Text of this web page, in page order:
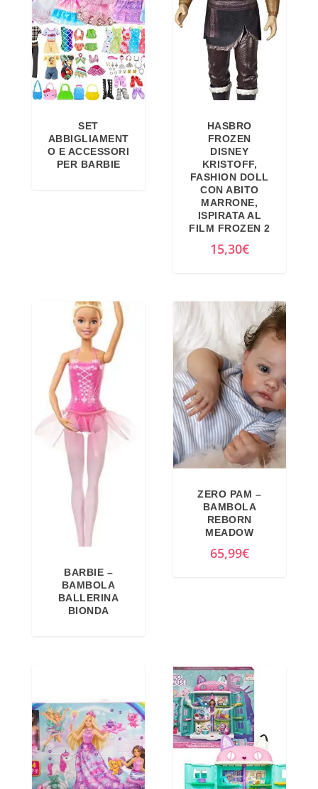
o
o
r
i
g
n
a
l
e
e
r
a
4
9
9
€
.
o
a
€
.
SET
ABBIGLIAMENT
O E ACCESSORI
PER BARBIE
HASBRO
FROZEN
DISNEY
KRISTOFF,
FASHION DOLL
CON ABITO
MARRONE,
ISPIRATA AL
FILM FROZEN 2
15,30€
BARBIE –
BAMBOLA
BALLERINA
BIONDA
ZERO PAM –
BAMBOLA
REBORN
MEADOW
65,99€